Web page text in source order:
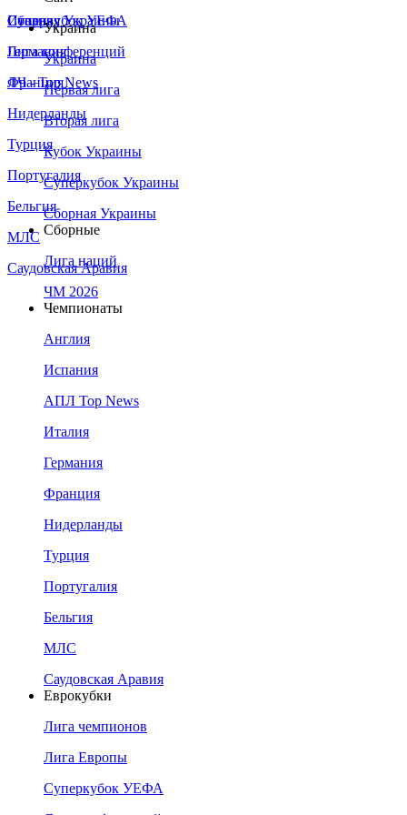
Сборная Украины
Италия
Германия
Франция
Нидерланды
Турция
Португалия
Бельгия
МЛС
Саудовская Аравия
Суперкубок УЕФА
Лига конференций
ЛЧ - Top News
Украина
Украина
Первая лига
Вторая лига
Кубок Украины
Суперкубок Украины
Сборная Украины
Сборные
Лига наций
ЧМ 2026
Чемпионаты
Англия
Испания
АПЛ Top News
Италия
Германия
Франция
Нидерланды
Турция
Португалия
Бельгия
МЛС
Саудовская Аравия
Еврокубки
Лига чемпионов
Лига Европы
Суперкубок УЕФА